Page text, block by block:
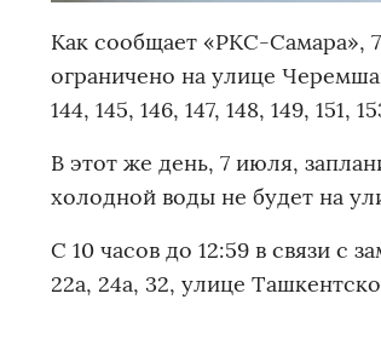
Как сообщает «РКС-Самара»,
ограничено на улице
144, 145, 146, 147, 148, 149, 151,
В этот же день, 7 июля,
холодной воды не будет на
С 10 часов до 12:59 в связи с
22а, 24а, 32, улице